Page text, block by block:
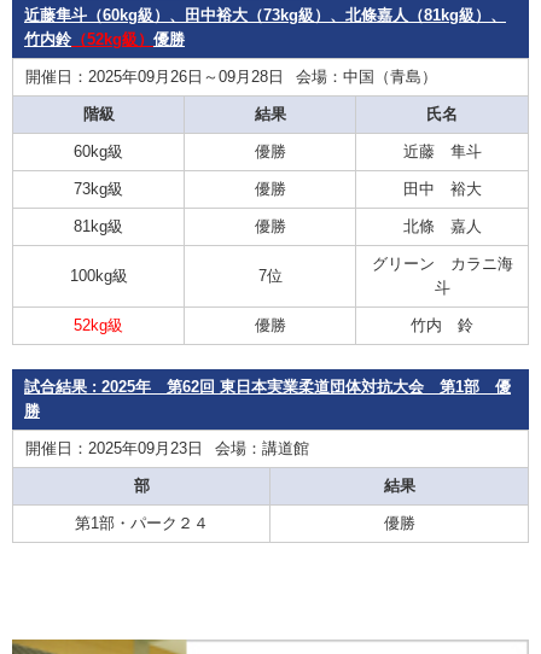
近藤隼斗（60kg級）、田中裕大（73kg級）、北條嘉人（81kg級）、
竹内鈴（52kg級） 優勝
開催日：2025年09月26日～09月28日 会場：中国（青島）
階級 結果 氏名
60kg級 優勝 近藤 隼斗
73kg級 優勝 田中 裕大
81kg級 優勝 北條 嘉人
100kg級 7位
グリーン カラニ海
斗
52kg級 優勝 竹内 鈴
試合結果 : 2025年 第62回 東日本実業柔道団体対抗大会 第1部 優
勝
開催日：2025年09月23日 会場：講道館
部 結果
第1部・パーク２４ 優勝